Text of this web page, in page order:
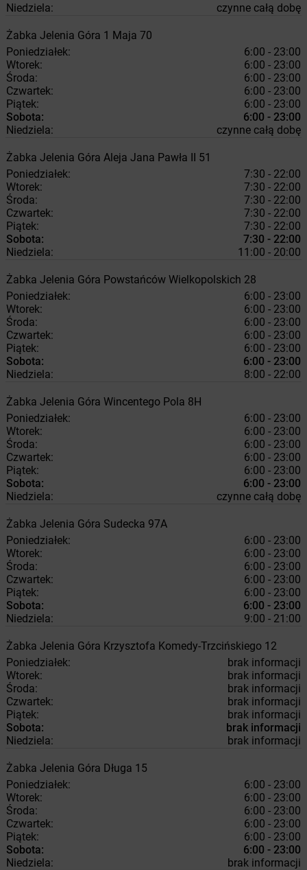
Niedziela:
czynne całą dobę
Żabka Jelenia Góra 1 Maja 70
Poniedziałek:
6:00 - 23:00
Wtorek:
6:00 - 23:00
Środa:
6:00 - 23:00
Czwartek:
6:00 - 23:00
Piątek:
6:00 - 23:00
Sobota:
6:00 - 23:00
Niedziela:
czynne całą dobę
Żabka Jelenia Góra Aleja Jana Pawła II 51
Poniedziałek:
7:30 - 22:00
Wtorek:
7:30 - 22:00
Środa:
7:30 - 22:00
Czwartek:
7:30 - 22:00
Piątek:
7:30 - 22:00
Sobota:
7:30 - 22:00
Niedziela:
11:00 - 20:00
Żabka Jelenia Góra Powstańców Wielkopolskich 28
Poniedziałek:
6:00 - 23:00
Wtorek:
6:00 - 23:00
Środa:
6:00 - 23:00
Czwartek:
6:00 - 23:00
Piątek:
6:00 - 23:00
Sobota:
6:00 - 23:00
Niedziela:
8:00 - 22:00
Żabka Jelenia Góra Wincentego Pola 8H
Poniedziałek:
6:00 - 23:00
Wtorek:
6:00 - 23:00
Środa:
6:00 - 23:00
Czwartek:
6:00 - 23:00
Piątek:
6:00 - 23:00
Sobota:
6:00 - 23:00
Niedziela:
czynne całą dobę
Żabka Jelenia Góra Sudecka 97A
Poniedziałek:
6:00 - 23:00
Wtorek:
6:00 - 23:00
Środa:
6:00 - 23:00
Czwartek:
6:00 - 23:00
Piątek:
6:00 - 23:00
Sobota:
6:00 - 23:00
Niedziela:
9:00 - 21:00
Żabka Jelenia Góra Krzysztofa Komedy-Trzcińskiego 12
Poniedziałek:
brak informacji
Wtorek:
brak informacji
Środa:
brak informacji
Czwartek:
brak informacji
Piątek:
brak informacji
Sobota:
brak informacji
Niedziela:
brak informacji
Żabka Jelenia Góra Długa 15
Poniedziałek:
6:00 - 23:00
Wtorek:
6:00 - 23:00
Środa:
6:00 - 23:00
Czwartek:
6:00 - 23:00
Piątek:
6:00 - 23:00
Sobota:
6:00 - 23:00
Niedziela:
brak informacji